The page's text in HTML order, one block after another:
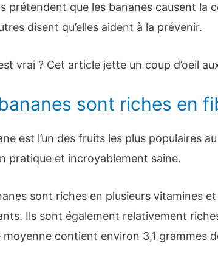
prétendent que les bananes causent la
disent qu’elles aident à la prévenir.
vrai ? Cet article jette un coup d’oeil
sont riches en
est l’un des fruits les plus populaires
pratique et incroyablement saine.
sont riches en plusieurs vitamines
Ils sont également relativement
moyenne contient environ 3,1 grammes